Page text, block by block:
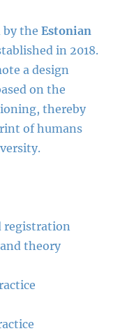
by theEstonian
in 2018.
a design
on the
thereby
of humans
registration
theory